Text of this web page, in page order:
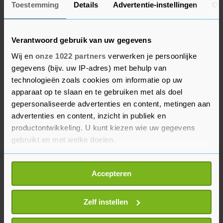
Toestemming Details Advertentie-instellingen
Verantwoord gebruik van uw gegevens
Wij en onze 1022 partners verwerken je persoonlijke
gegevens (bijv. uw IP-adres) met behulp van
technologieën zoals cookies om informatie op uw
apparaat op te slaan en te gebruiken met als doel
gepersonaliseerde advertenties en content, metingen aan
advertenties en content, inzicht in publiek en
productontwikkeling. U kunt kiezen wie uw gegevens
gebruikt en met welke doelen.
Als u het toestaat, willen we ook graag:
Informatie verzamelen over uw geografische
locatie, die tot een paar meter nauwkeurig kan zijn
Uw apparaat identificeren door het actief te
scannen op specifieke eigenschappen (fingerprinting)
Accepteren
Zelf instellen
Tholen mag weer honderden jonge
wielrenners ontvangen tijdens 56e